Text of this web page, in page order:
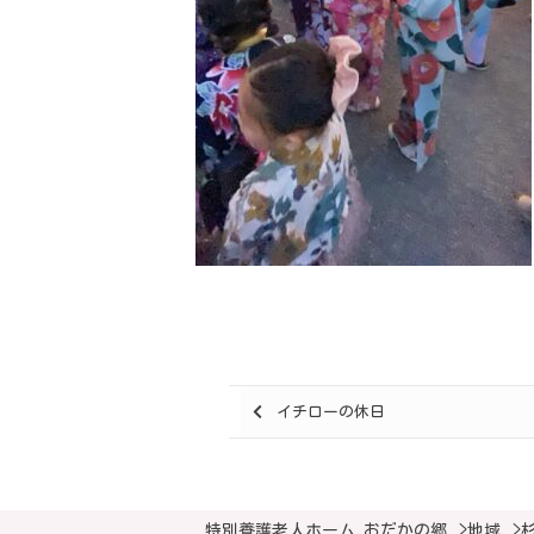
Posts
イチローの休日
特別養護老人ホーム おだかの郷 >地域 >